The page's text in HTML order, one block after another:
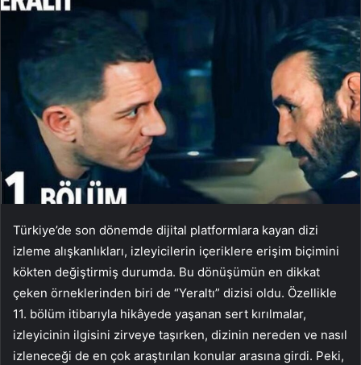
Türkiye’de son dönemde dijital platformlara kayan dizi
izleme alışkanlıkları, izleyicilerin içeriklere erişim biçimini
kökten değiştirmiş durumda. Bu dönüşümün en dikkat
çeken örneklerinden biri de “Yeraltı” dizisi oldu. Özellikle
11. bölüm itibarıyla hikâyede yaşanan sert kırılmalar,
izleyicinin ilgisini zirveye taşırken, dizinin nereden ve nasıl
izleneceği de en çok araştırılan konular arasına girdi. Peki,